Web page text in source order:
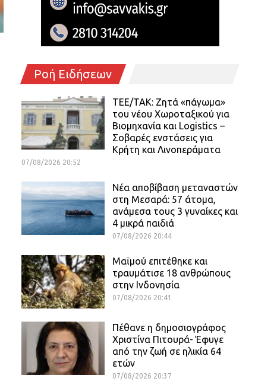
Ροή Ειδήσεων
ΤΕΕ/ΤΑΚ: Ζητά «πάγωμα»
του νέου Χωροταξικού για
Βιομηχανία και Logistics –
Σοβαρές ενστάσεις για
Κρήτη και Λινοπεράματα
07/08/2026 20:52
Νέα αποβίβαση μεταναστών
στη Μεσαρά: 57 άτομα,
ανάμεσα τους 3 γυναίκες και
4 μικρά παιδιά
07/08/2026 20:44
Μαϊμού επιτέθηκε και
τραυμάτισε 18 ανθρώπους
στην Ινδονησία
07/08/2026 20:41
Πέθανε η δημοσιογράφος
Χριστίνα Πιτουρά- Έφυγε
από την ζωή σε ηλικία 64
ετών
07/08/2026 20:37